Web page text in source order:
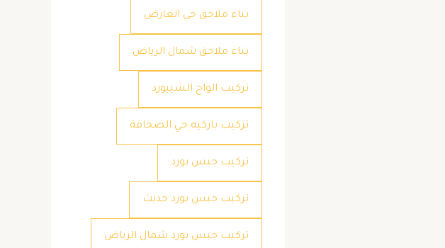
بناء ملاحق حي العارض
بناء ملاحق شمال الرياض
تركيب الواح الشيبورد
تركيب باركيه حي الصحافة
تركيب جبس بورد
تركيب جبس بورد حديث
تركيب جبس بورد شمال الرياض